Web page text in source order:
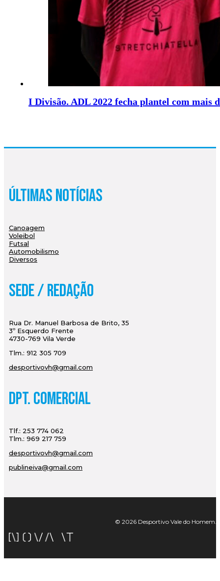
I Divisão. ADL 2022 fecha plantel com mais
Últimas Notícias
Canoagem
Voleibol
Futsal
Automobilismo
Diversos
Sede / Redação
Rua Dr. Manuel Barbosa de Brito, 35
3º Esquerdo Frente
4730-769 Vila Verde
Tlm.: 912 305 709
desportivovh@gmail.com
Dpt. Comercial
Tlf.: 253 774 062
Tlm.: 969 217 759
desportivovh@gmail.com
publineiva@gmail.com
© 2026 Desportivo Vale do Homem.